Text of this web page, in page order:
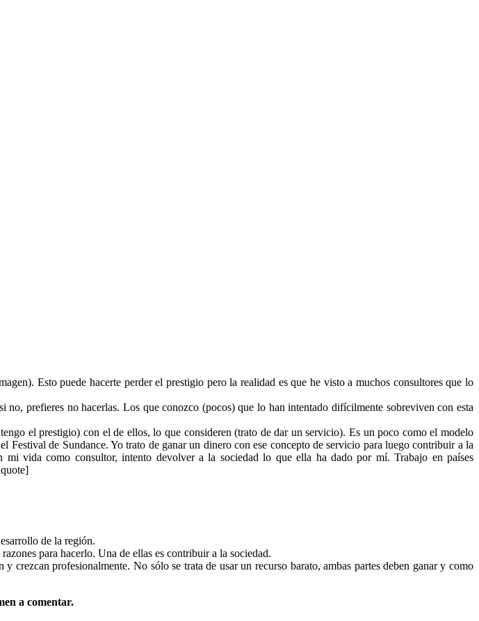
Esto puede hacerte perder el prestigio pero la realidad es que he visto a muchos consultores que lo
prefieres no hacerlas. Los que conozco (pocos) que lo han intentado difícilmente sobreviven con esta
el prestigio) con el de ellos, lo que consideren (trato de dar un servicio). Es un poco como el modelo
de Sundance. Yo trato de ganar un dinero con ese concepto de servicio para luego contribuir a la
vida como consultor, intento devolver a la sociedad lo que ella ha dado por mí. Trabajo en países
de la región.
para hacerlo. Una de ellas es contribuir a la sociedad.
crezcan profesionalmente. No sólo se trata de usar un recurso barato, ambas partes deben ganar y como
a comentar.